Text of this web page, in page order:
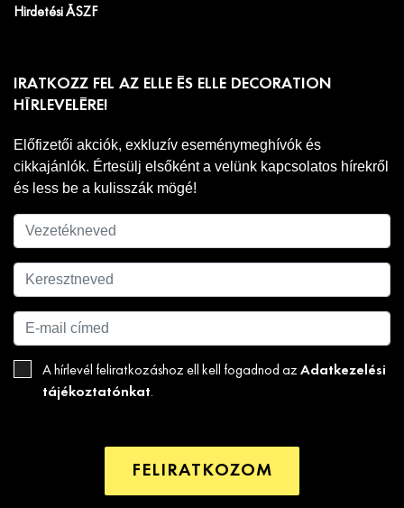
Hirdetési ÁSZF
IRATKOZZ FEL AZ ELLE ÉS ELLE DECORATION
HÍRLEVELÉRE!
Előfizetői akciók, exkluzív eseménymeghívók és
cikkajánlók. Értesülj elsőként a velünk kapcsolatos hírekről
és less be a kulisszák mögé!
A hírlevél feliratkozáshoz ell kell fogadnod az Adatkezelési
tájékoztatónkat.
FELIRATKOZOM